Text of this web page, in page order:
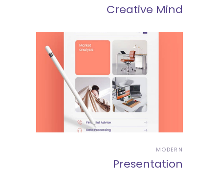
Creative Mind
MODERN
Presentation